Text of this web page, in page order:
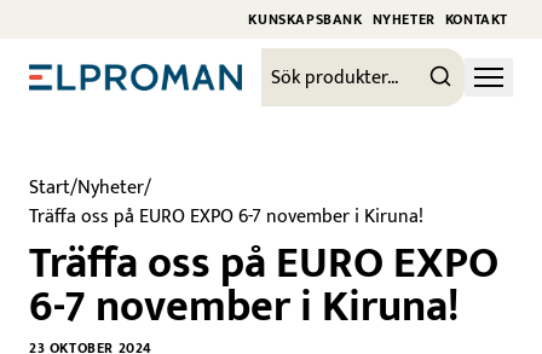
KUNSKAPSBANK NYHETER KONTAKT
Start/Nyheter/
Träffa oss på EURO EXPO 6-7 november i Kiruna!
Träffa oss på EURO EXPO
6-7 november i Kiruna!
23 OKTOBER 2024